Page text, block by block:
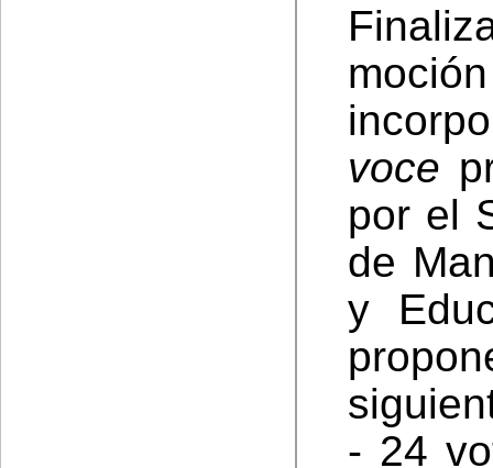
voce
por el
de
y
- 24